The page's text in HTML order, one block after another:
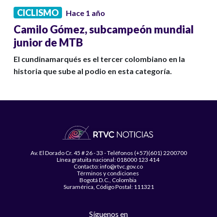
CICLISMO Hace 1 año
Camilo Gómez, subcampeón mundial
junior de MTB
El cundinamarqués es el tercer colombiano en la
historia que sube al podio en esta categoría.
Av. El Dorado Cr. 45 # 26 - 33 - Teléfonos (+57)(601) 2200700
Línea gratuita nacional: 018000 123 414
Contacto: info@rtvc.gov.co
Términos y condiciones
Bogotá D.C., Colombia
Suramérica, Código Postal: 111321
Síguenos en